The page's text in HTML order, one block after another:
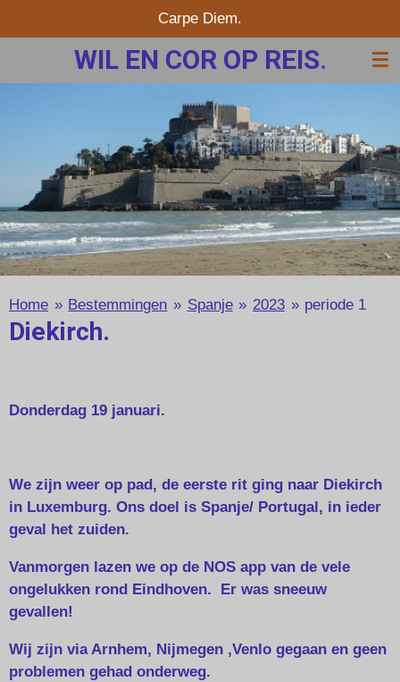
direct
de
WIL EN COR OP REIS.
Carpe Diem.
Home » Bestemmingen » Spanje » 2023 » periode 1
Diekirch.
Donderdag 19 januari.
We zijn weer op pad, de eerste rit ging naar Diekirch
in Luxemburg. Ons doel is Spanje/ Portugal, in ieder
geval het zuiden.
Vanmorgen lazen we op de NOS app van de vele
ongelukken rond Eindhoven. Er was sneeuw
gevallen!
Wij zijn via Arnhem, Nijmegen ,Venlo gegaan en geen
problemen gehad onderweg.